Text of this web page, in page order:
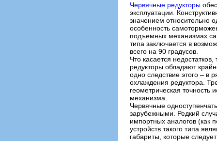
Червячные редукторы
эксплуатации.
значением относительно
особенность
подъемных механизмах
типа заключается в
всего на 90 градусов.
Что касается
редукторы обладают
одно следствие этого – в
охлаждения редуктора.
геометрическая точность
механизма.
Червячные
зарубежными. Редкий
импортных аналогов (как
устройств такого типа
габариты, которые